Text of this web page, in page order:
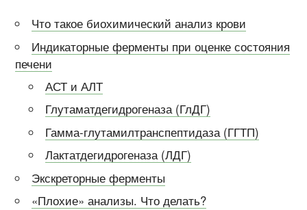
Что такое биохимический анализ крови
Индикаторные ферменты при оценке состояния
печени
АСТ и АЛТ
Глутаматдегидрогеназа (ГлДГ)
Гамма-глутамилтранспептидаза (ГГТП)
Лактатдегидрогеназа (ЛДГ)
Экскреторные ферменты
«Плохие» анализы. Что делать?